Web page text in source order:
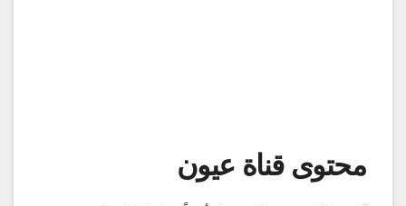
محتوى قناة عيون